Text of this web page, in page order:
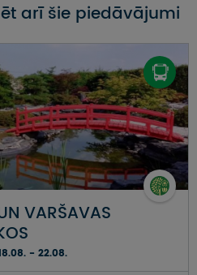
arī šie piedāvājumi
VARŠAVAS
- 22.08.